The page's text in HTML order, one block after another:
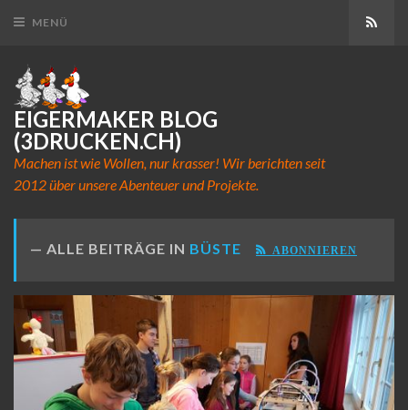
MENÜ
EIGERMAKER BLOG
(3DRUCKEN.CH)
Machen ist wie Wollen, nur krasser! Wir berichten seit
2012 über unsere Abenteuer und Projekte.
ALLE BEITRÄGE IN BÜSTE ABONNIEREN